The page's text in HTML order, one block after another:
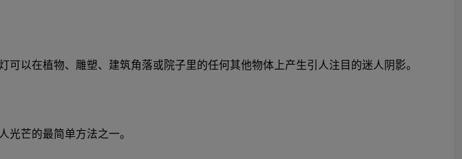
以在植物、雕塑、建筑角落或院子里的任何其他物体上产生引人注目的迷人阴影。
芒的最简单方法之一。